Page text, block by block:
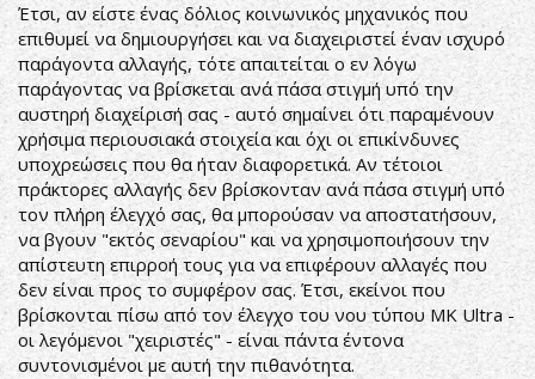
Έτσι, αν είστε ένας δόλιος κοινωνικός μηχανικός που
επιθυμεί να δημιουργήσει και να διαχειριστεί έναν ισχυρό
παράγοντα αλλαγής, τότε απαιτείται ο εν λόγω
παράγοντας να βρίσκεται ανά πάσα στιγμή υπό την
αυστηρή διαχείρισή σας - αυτό σημαίνει ότι παραμένουν
χρήσιμα περιουσιακά στοιχεία και όχι οι επικίνδυνες
υποχρεώσεις που θα ήταν διαφορετικά. Αν τέτοιοι
πράκτορες αλλαγής δεν βρίσκονταν ανά πάσα στιγμή υπό
τον πλήρη έλεγχό σας, θα μπορούσαν να αποστατήσουν,
να βγουν "εκτός σεναρίου" και να χρησιμοποιήσουν την
απίστευτη επιρροή τους για να επιφέρουν αλλαγές που
δεν είναι προς το συμφέρον σας. Έτσι, εκείνοι που
βρίσκονται πίσω από τον έλεγχο του νου τύπου MK Ultra -
οι λεγόμενοι "χειριστές" - είναι πάντα έντονα
συντονισμένοι με αυτή την πιθανότητα.